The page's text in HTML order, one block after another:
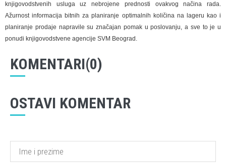
knjigovodstvenih usluga uz nebrojene prednosti ovakvog načina rada.
Ažurnost informacija bitnih za planiranje optimalnih količina na lageru kao i
planiranje prodaje napravile su značajan pomak u poslovanju, a sve to je u
ponudi knjigovodstvene agencije SVM Beograd.
KOMENTARI(0)
OSTAVI KOMENTAR